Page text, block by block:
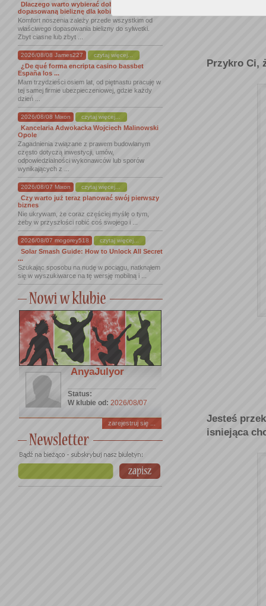
Dlaczego warto wybierać dobrze
dopasowaną bieliznę dla kobiet
Komfort noszenia zależy przede wszystkim od
właściwego dopasowania bielizny do sylwetki.
Zbyt ciasne lub zbyt ...
2026/08/08 James227 czytaj więcej...
¿De qué forma encripta casino bassbet
España los ...
Mam trzydzieści osiem lat, od piętnastu pracuję w
tej samej firmie ubezpieczeniowej, gdzie każdy
dzień ...
2026/08/08 Mixon czytaj więcej...
Kancelaria Adwokacka Wojciech Malinowski
Opole
Zagadnienia związane z prawem budowlanym
często dotyczą inwestycji, umów,
odpowiedzialności wykonawców lub sporów
wynikających z ...
2026/08/07 Mixon czytaj więcej...
Czy warto już teraz planować swój pierwszy
biznes
Nie ukrywam, że coraz częściej myślę o tym,
żeby w przyszłości robić coś swojego i ...
2026/08/07 mogorey518 czytaj więcej...
Solar Smash Guide: How to Unlock All Secret
...
Szukając sposobu na nudę w pociągu, natknąłem
się w wyszukiwarce na tę wersję mobilną i ...
AnyaJulyor
Status:
W klubie od: 2026/08/07
zarejestruj się ...
Przykro Ci,
Jesteś
isniejąca